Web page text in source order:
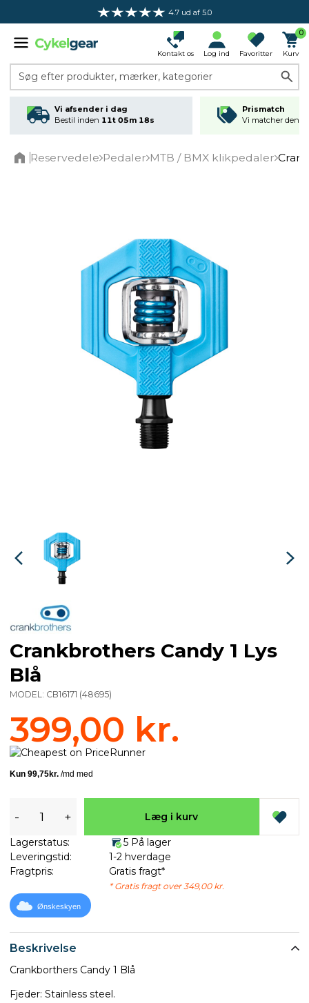
4.7 ud af 5.0
Kontakt os Log ind Favoritter
0
Kurv
Søg efter produkter, mærker, kategorier
Vi afsender i dag
Bestil inden 11t 05m 17s
Prismatch
Vi matcher den
Reservedele Pedaler MTB / BMX klikpedaler
Beskrivelse
Crankborthers Candy 1 Blå
Fjeder: Stainless steel.
Crankbrothers Candy 1 Lys
Blå
MODEL: CB16171 (48695)
399,00 kr.
- + Læg i kurv
Lagerstatus:
5 På lager
Leveringstid:
1-2 hverdage
Fragtpris:
Gratis fragt*
* Gratis fragt over 349,00 kr.
Ønskeskyen